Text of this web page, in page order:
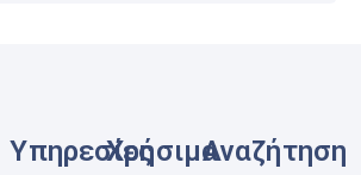
ΥπηρεσίεςΧρήσιμαΑναζήτηση